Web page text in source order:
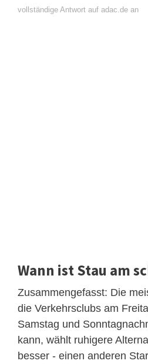
vollständige Antwort auf adac.de an
Wann ist Stau am
Zusammengefasst: Die
die Verkehrsclubs am
Samstag und
kann, wählt ruhigere
besser - einen anderen